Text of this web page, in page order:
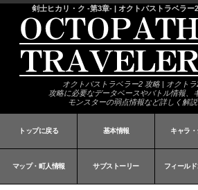
剣士ヒカリ・ク -第3章- | オクトパストラベラー
オクトパストラベラー2 攻略 | オクトラ
攻略に必要なデータベースやバトル情報、
モンスターの弱点情報など詳しく解
トップに戻る 基本情報 キャラ
マップ・町人情報 サブストーリー フィール